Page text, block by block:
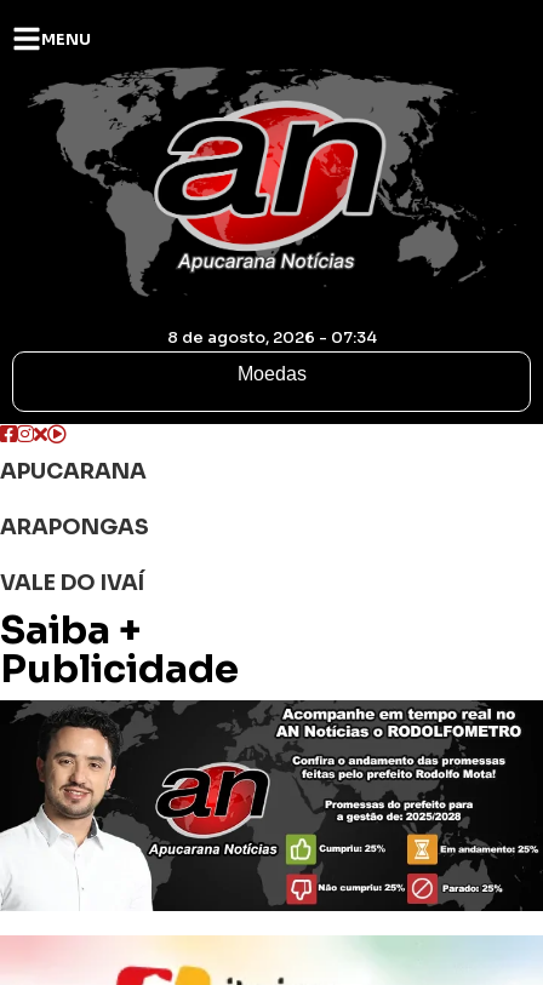
MENU
8 de agosto, 2026 - 07:34
Moedas
APUCARANA
ARAPONGAS
VALE DO IVAÍ
Saiba +
Publicidade